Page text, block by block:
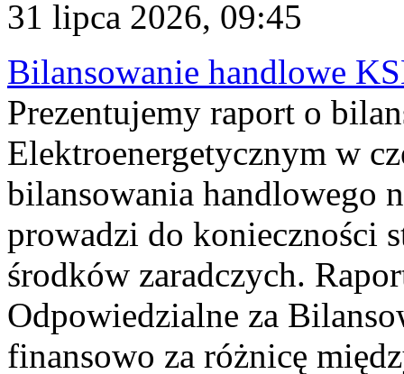
31 lipca 2026, 09:45
Bilansowanie handlowe
Prezentujemy raport o
Elektroenergetycznym w
bilansowania handlowego
prowadzi do konieczności
środków zaradczych.
Odpowiedzialne za
finansowo za różnicę